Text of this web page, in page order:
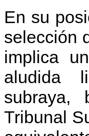
En su
selección
implica
aludida
Tribunal